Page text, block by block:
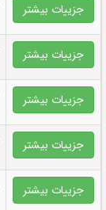
جزییات بیشتر
جزییات بیشتر
جزییات بیشتر
جزییات بیشتر
جزییات بیشتر